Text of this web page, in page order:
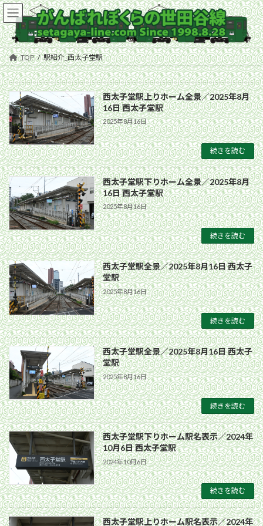
コ
ン
テ
ン
ツ
へ
ス
キ
ッ
プ
ナ
ビ
ゲ
ー
シ
ョ
ン
に
移
動
TOP 駅紹介_西太子堂駅
西太子堂駅上りホーム全景／2025年8月
16日 西太子堂駅
2025年8月16日
続きを読む
西太子堂駅下りホーム全景／2025年8月
16日 西太子堂駅
2025年8月16日
続きを読む
西太子堂駅全景／2025年8月16日 西太子
堂駅
2025年8月16日
続きを読む
西太子堂駅全景／2025年8月16日 西太子
堂駅
2025年8月16日
続きを読む
西太子堂駅下りホーム駅名表示／2024年
10月6日 西太子堂駅
2024年10月6日
続きを読む
西太子堂駅上りホーム駅名表示／2024年